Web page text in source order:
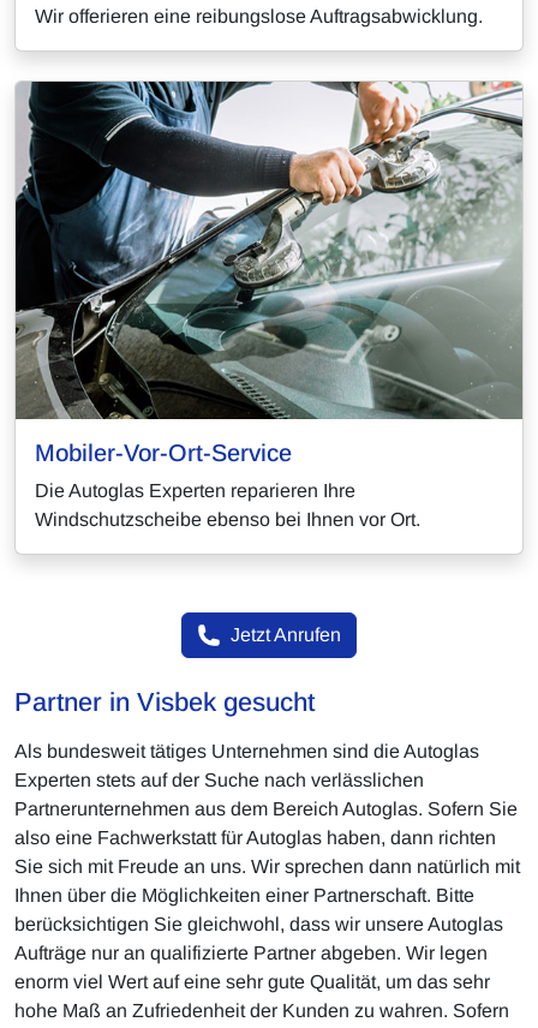
Wir offerieren eine reibungslose Auftragsabwicklung.
Mobiler-Vor-Ort-Service
Die Autoglas Experten reparieren Ihre
Windschutzscheibe ebenso bei Ihnen vor Ort.
Jetzt Anrufen
Partner in Visbek gesucht
Als bundesweit tätiges Unternehmen sind die Autoglas
Experten stets auf der Suche nach verlässlichen
Partnerunternehmen aus dem Bereich Autoglas. Sofern Sie
also eine Fachwerkstatt für Autoglas haben, dann richten
Sie sich mit Freude an uns. Wir sprechen dann natürlich mit
Ihnen über die Möglichkeiten einer Partnerschaft. Bitte
berücksichtigen Sie gleichwohl, dass wir unsere Autoglas
Aufträge nur an qualifizierte Partner abgeben. Wir legen
enorm viel Wert auf eine sehr gute Qualität, um das sehr
hohe Maß an Zufriedenheit der Kunden zu wahren. Sofern